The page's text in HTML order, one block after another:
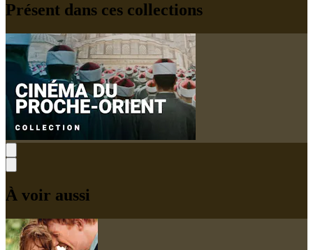
Présent dans ces collections
À voir aussi